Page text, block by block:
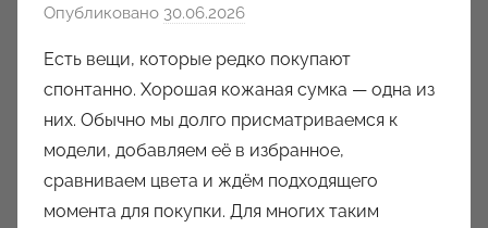
Опубликовано 30.06.2026
т
о
р
о
м
a
Есть вещи, которые редко покупают
спонтанно. Хорошая кожаная сумка — одна из
них. Обычно мы долго присматриваемся к
модели, добавляем её в избранное,
сравниваем цвета и ждём подходящего
момента для покупки. Для многих таким